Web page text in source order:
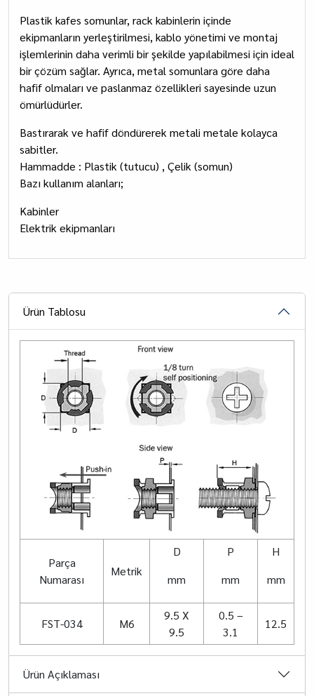
Plastik kafes somunlar, rack kabinlerin içinde
ekipmanların yerleştirilmesi, kablo yönetimi ve montaj
işlemlerinin daha verimli bir şekilde yapılabilmesi için ideal
bir çözüm sağlar. Ayrıca, metal somunlara göre daha
hafif olmaları ve paslanmaz özellikleri sayesinde uzun
ömürlüdürler.
Bastırarak ve hafif döndürerek metali metale kolayca
sabitler.
Hammadde : Plastik (tutucu) , Çelik (somun)
Bazı kullanım alanları;
Kabinler
Elektrik ekipmanları
Ürün Tablosu
Parça
Numarası
Metrik
D
mm
P
mm
H
mm
FST-034 M6
9.5 X
9.5
0.5 –
3.1
12.5
Ürün Açıklaması